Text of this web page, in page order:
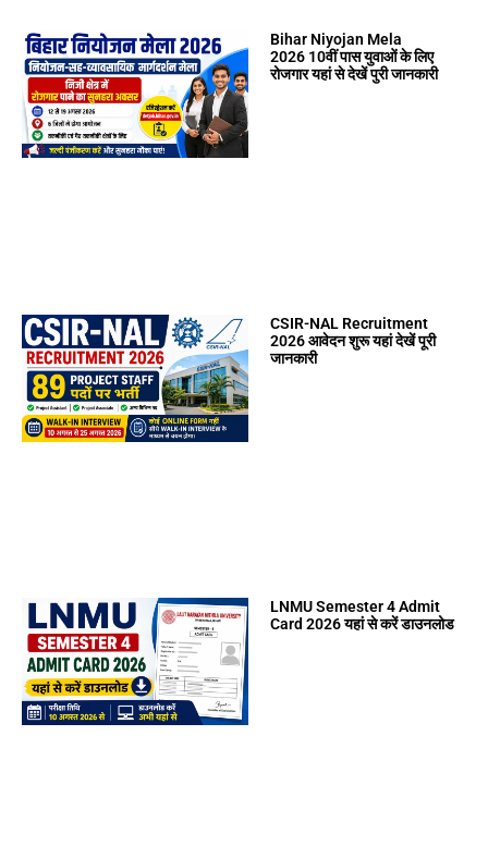
Bihar Niyojan Mela
2026 10वीं पास युवाओं के लिए
रोजगार यहां से देखें पुरी जानकारी
CSIR-NAL Recruitment
2026 आवेदन शुरू यहां देखें पूरी
जानकारी
LNMU Semester 4 Admit
Card 2026 यहां से करें डाउनलोड